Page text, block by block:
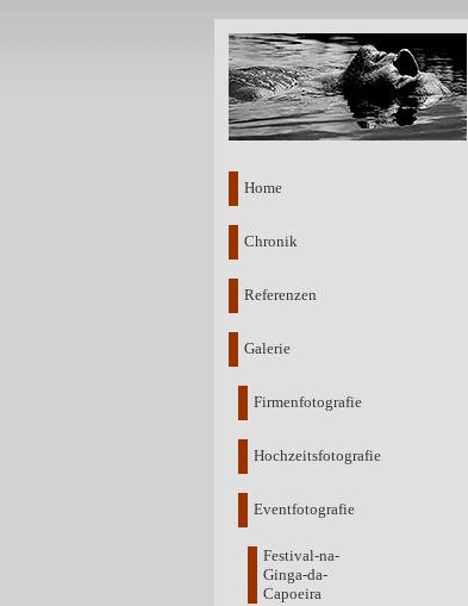
Home
Chronik
Referenzen
Galerie
Firmenfotografie
Hochzeitsfotografie
Eventfotografie
Festival-na-
Ginga-da-
Capoeira